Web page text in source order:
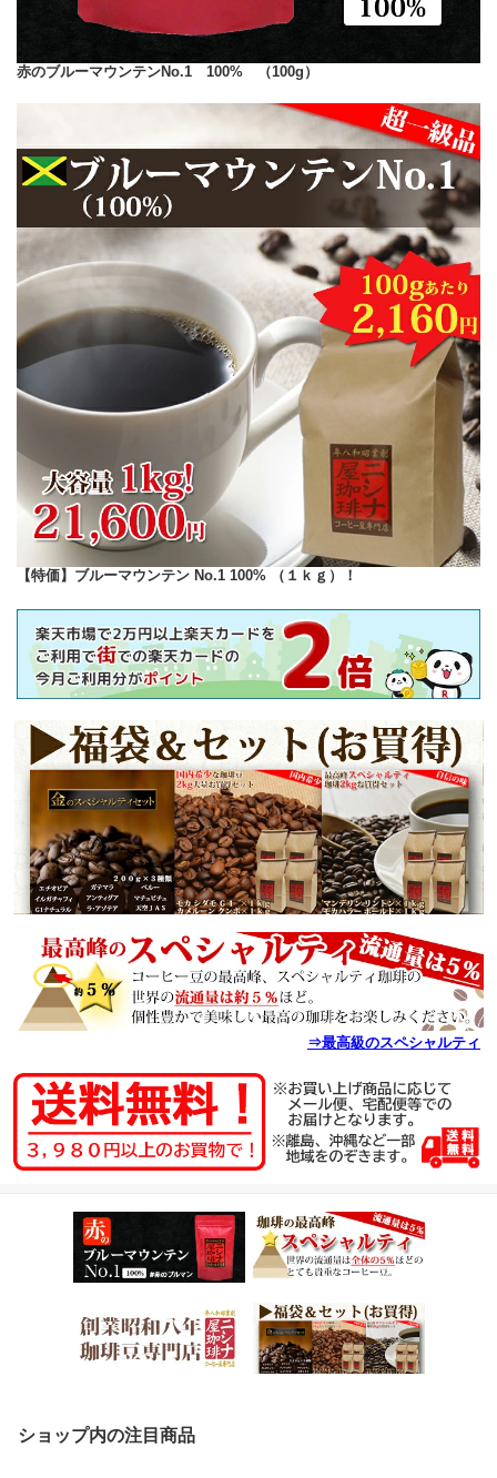
赤のブルーマウンテンNo.1 100% （100g）
【特価】ブルーマウンテン No.1 100% （１ｋｇ）！
⇒最高級のスペシャルティ
ショップ内の注目商品